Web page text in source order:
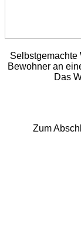
Selbstgemachte
Bewohner an
Das
Zum